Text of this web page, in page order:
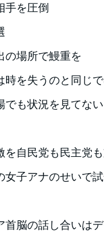
手を圧倒
の場所で鰻重を
時を失うのと同じ
でも状況を見てな
を自民党も民主党
女子アナのせいで
首脳の話し合いは